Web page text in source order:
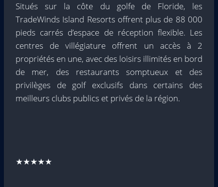
Situés sur la côte du golfe de Floride, les
TradeWinds Island Resorts offrent plus de 88 000
pieds carrés d’espace de réception flexible. Les
centres de villégiature offrent un accès à 2
propriétés en une, avec des loisirs illimités en bord
de mer, des restaurants somptueux et des
privilèges de golf exclusifs dans certains des
meilleurs clubs publics et privés de la région.
★★★★★